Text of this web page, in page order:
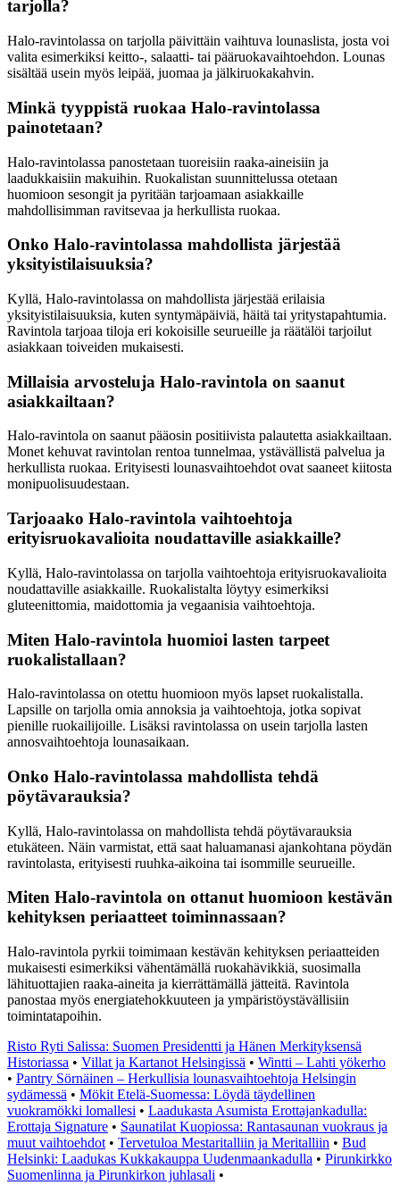
tarjolla?
Halo-ravintolassa on tarjolla päivittäin vaihtuva lounaslista, josta voi
valita esimerkiksi keitto-, salaatti- tai pääruokavaihtoehdon. Lounas
sisältää usein myös leipää, juomaa ja jälkiruokakahvin.
Minkä tyyppistä ruokaa Halo-ravintolassa
painotetaan?
Halo-ravintolassa panostetaan tuoreisiin raaka-aineisiin ja
laadukkaisiin makuihin. Ruokalistan suunnittelussa otetaan
huomioon sesongit ja pyritään tarjoamaan asiakkaille
mahdollisimman ravitsevaa ja herkullista ruokaa.
Onko Halo-ravintolassa mahdollista järjestää
yksityistilaisuuksia?
Kyllä, Halo-ravintolassa on mahdollista järjestää erilaisia
yksityistilaisuuksia, kuten syntymäpäiviä, häitä tai yritystapahtumia.
Ravintola tarjoaa tiloja eri kokoisille seurueille ja räätälöi tarjoilut
asiakkaan toiveiden mukaisesti.
Millaisia arvosteluja Halo-ravintola on saanut
asiakkailtaan?
Halo-ravintola on saanut pääosin positiivista palautetta asiakkailtaan.
Monet kehuvat ravintolan rentoa tunnelmaa, ystävällistä palvelua ja
herkullista ruokaa. Erityisesti lounasvaihtoehdot ovat saaneet kiitosta
monipuolisuudestaan.
Tarjoaako Halo-ravintola vaihtoehtoja
erityisruokavalioita noudattaville asiakkaille?
Kyllä, Halo-ravintolassa on tarjolla vaihtoehtoja erityisruokavalioita
noudattaville asiakkaille. Ruokalistalta löytyy esimerkiksi
gluteenittomia, maidottomia ja vegaanisia vaihtoehtoja.
Miten Halo-ravintola huomioi lasten tarpeet
ruokalistallaan?
Halo-ravintolassa on otettu huomioon myös lapset ruokalistalla.
Lapsille on tarjolla omia annoksia ja vaihtoehtoja, jotka sopivat
pienille ruokailijoille. Lisäksi ravintolassa on usein tarjolla lasten
annosvaihtoehtoja lounasaikaan.
Onko Halo-ravintolassa mahdollista tehdä
pöytävarauksia?
Kyllä, Halo-ravintolassa on mahdollista tehdä pöytävarauksia
etukäteen. Näin varmistat, että saat haluamanasi ajankohtana pöydän
ravintolasta, erityisesti ruuhka-aikoina tai isommille seurueille.
Miten Halo-ravintola on ottanut huomioon kestävän
kehityksen periaatteet toiminnassaan?
Halo-ravintola pyrkii toimimaan kestävän kehityksen periaatteiden
mukaisesti esimerkiksi vähentämällä ruokahävikkiä, suosimalla
lähituottajien raaka-aineita ja kierrättämällä jätteitä. Ravintola
panostaa myös energiatehokkuuteen ja ympäristöystävällisiin
toimintatapoihin.
Risto Ryti Salissa: Suomen Presidentti ja Hänen Merkityksensä
Historiassa • Villat ja Kartanot Helsingissä • Wintti – Lahti yökerho
• Pantry Sörnäinen – Herkullisia lounasvaihtoehtoja Helsingin
sydämessä • Mökit Etelä-Suomessa: Löydä täydellinen
vuokramökki lomallesi • Laadukasta Asumista Erottajankadulla:
Erottaja Signature • Saunatilat Kuopiossa: Rantasaunan vuokraus ja
muut vaihtoehdot • Tervetuloa Mestaritalliin ja Meritalliin • Bud
Helsinki: Laadukas Kukkakauppa Uudenmaankadulla • Pirunkirkko
Suomenlinna ja Pirunkirkon juhlasali •